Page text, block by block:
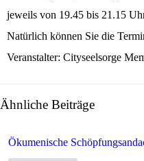
jeweils von 19.45 bis 21.15
Natürlich können Sie die
Veranstalter: Cityseelsorge
Ähnliche Beiträge
Ökumenische